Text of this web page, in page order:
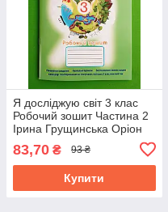
Я досліджую світ 3 клас
Робочий зошит Частина 2
Ірина Грущинська Оріон
83,70 ₴ 93 ₴
Купити